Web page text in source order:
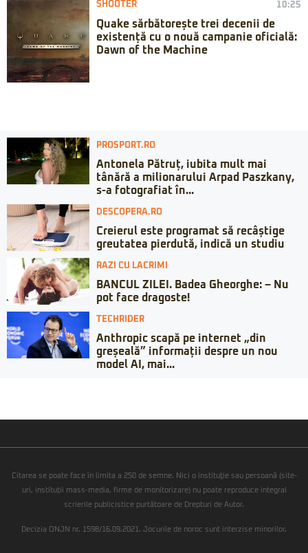
SHOOTER 10:25
Quake sărbătorește trei decenii de
existență cu o nouă campanie oficială:
Dawn of the Machine
PROSPORT.RO
Antonela Pătruț, iubita mult mai
tânără a milionarului Arpad Paszkany,
s-a fotografiat în...
DESCOPERA.RO
Creierul este programat să recâștige
greutatea pierdută, indică un studiu
RAZI CU LACRIMI
BANCUL ZILEI. Badea Gheorghe: – Nu
pot face dragoste!
TECHRIDER
Anthropic scapă pe internet „din
greșeală” informații despre un nou
model AI, mai...
Citarea se poate face în limita a 250 de semne. Nici o instituţie sau persoană (site-
uri, instituţii mass-media, firme de monitorizare) nu poate reproduce integral
scrierile publicistice purtătoare de Drepturi de Autor.
Decizia ONJN nr. 1598/16.09.2021. Jocurile de noroc sunt interzise minorilor.